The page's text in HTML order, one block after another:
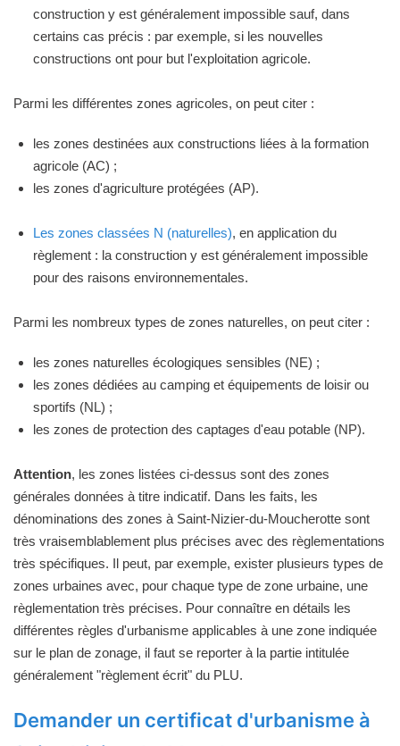
construction y est généralement impossible sauf, dans
certains cas précis : par exemple, si les nouvelles
constructions ont pour but l'exploitation agricole.
Parmi les différentes zones agricoles, on peut citer :
les zones destinées aux constructions liées à la formation
agricole (AC) ;
les zones d'agriculture protégées (AP).
Les zones classées N (naturelles), en application du
règlement : la construction y est généralement impossible
pour des raisons environnementales.
Parmi les nombreux types de zones naturelles, on peut citer :
les zones naturelles écologiques sensibles (NE) ;
les zones dédiées au camping et équipements de loisir ou
sportifs (NL) ;
les zones de protection des captages d'eau potable (NP).
Attention, les zones listées ci-dessus sont des zones
générales données à titre indicatif. Dans les faits, les
dénominations des zones à Saint-Nizier-du-Moucherotte sont
très vraisemblablement plus précises avec des règlementations
très spécifiques. Il peut, par exemple, exister plusieurs types de
zones urbaines avec, pour chaque type de zone urbaine, une
règlementation très précises. Pour connaître en détails les
différentes règles d'urbanisme applicables à une zone indiquée
sur le plan de zonage, il faut se reporter à la partie intitulée
généralement "règlement écrit" du PLU.
Demander un certificat d'urbanisme à